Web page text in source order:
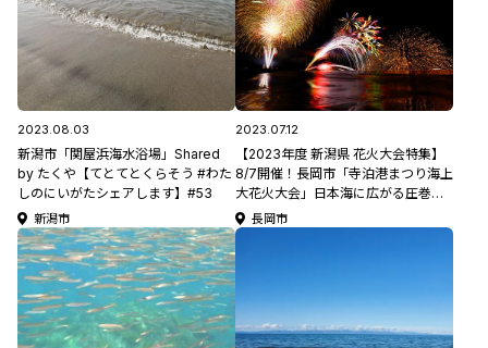
2023.08.03
新潟市「関屋浜海水浴場」Shared
by たくや【てとてとくらそう #わた
しのにいがたシェアします】#53
新潟市
2023.07.12
【2023年度 新潟県 花火大会特集】
8/7開催！長岡市「寺泊港まつり海上
大花火大会」日本海に広がる圧巻の
大花火！
長岡市